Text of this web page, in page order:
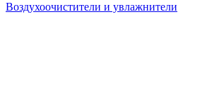
Воздухоочистители и увлажнители